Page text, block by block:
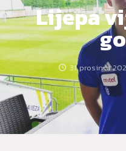
Lijepa
31. prosinca